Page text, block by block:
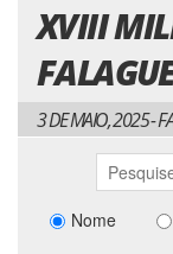
XVIII
3 DE MAIO, 2025 -
Nome